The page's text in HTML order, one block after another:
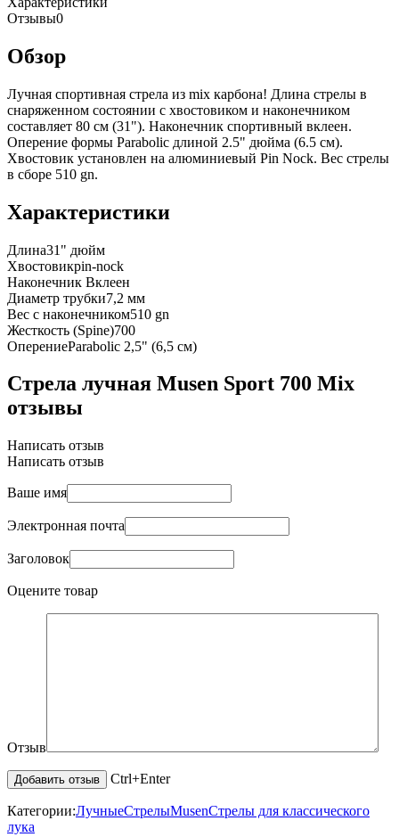
Отзывы0
Обзор
Лучная спортивная стрела из mix карбона! Длина стрелы в
снаряженном состоянии с хвостовиком и наконечником
составляет 80 см (31"). Наконечник спортивный вклеен.
Оперение формы Parabolic длиной 2.5" дюйма (6.5 см).
Хвостовик установлен на алюминиевый Pin Nock. Вес стрелы
в сборе 510 gn.
Характеристики
Длина31" дюйм
Хвостовикpin-nock
Наконечник Вклеен
Диаметр трубки7,2 мм
Вес с наконечником510 gn
Жесткость (Spine)700
ОперениеParabolic 2,5" (6,5 см)
Стрела лучная Musen Sport 700 Mix
отзывы
Написать отзыв
Написать отзыв
Ваше имя
Электронная почта
Заголовок
Оцените товар
Отзыв
Ctrl+Enter
Категории:ЛучныеСтрелыMusenСтрелы для классического
лука